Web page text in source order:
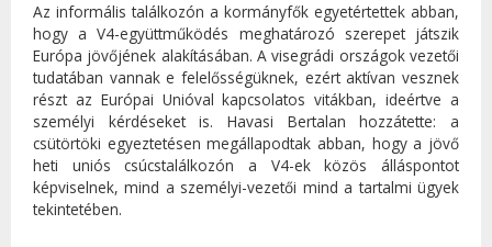
Az informális találkozón a kormányfők egyetértettek abban,
hogy a V4-együttműködés meghatározó szerepet játszik
Európa jövőjének alakításában. A visegrádi országok vezetői
tudatában vannak e felelősségüknek, ezért aktívan vesznek
részt az Európai Unióval kapcsolatos vitákban, ideértve a
személyi kérdéseket is. Havasi Bertalan hozzátette: a
csütörtöki egyeztetésen megállapodtak abban, hogy a jövő
heti uniós csúcstalálkozón a V4-ek közös álláspontot
képviselnek, mind a személyi-vezetői mind a tartalmi ügyek
tekintetében.